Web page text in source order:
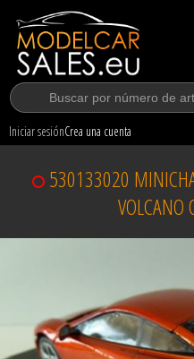
Iniciar sesiónCrea una cuenta
530133020
VOLCANO